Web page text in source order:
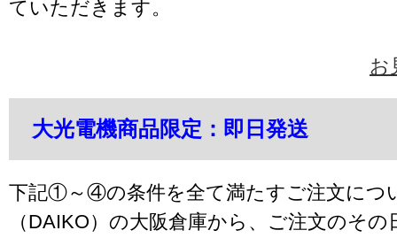
ていただきます。
お
大光電機商品限定：即日発送
下記①～④の条件を全て満たすご注文につ
（DAIKO）の大阪倉庫から、ご注文のそ